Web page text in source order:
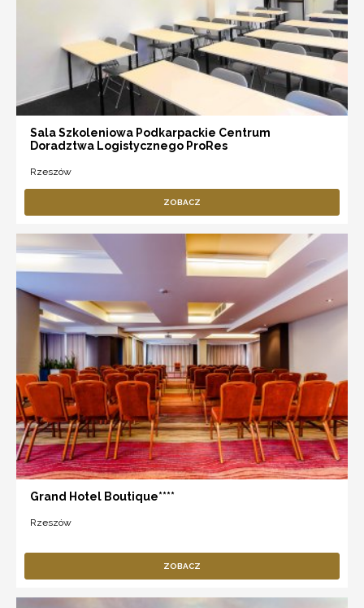
Sala Szkoleniowa Podkarpackie Centrum
Doradztwa Logistycznego ProRes
Rzeszów
ZOBACZ
Grand Hotel Boutique****
Rzeszów
ZOBACZ